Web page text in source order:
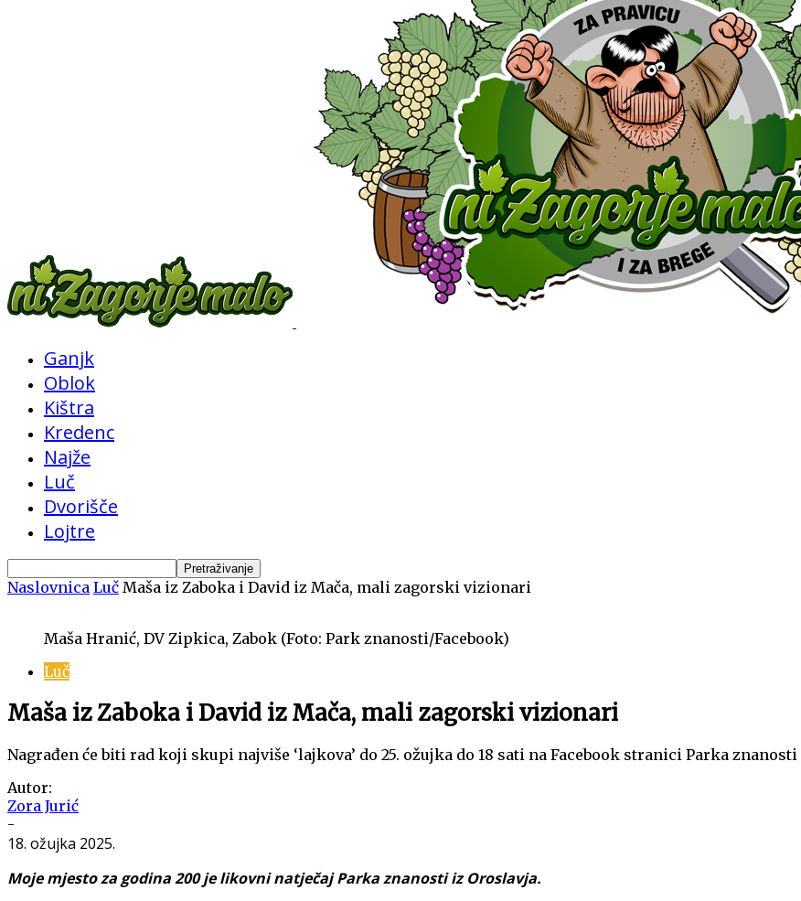
Ganjk
Oblok
Kištra
Kredenc
Najže
Luč
Dvorišče
Lojtre
Naslovnica Luč Maša iz Zaboka i David iz Mača, mali zagorski vizionari
Maša Hranić, DV Zipkica, Zabok (Foto: Park znanosti/Facebook)
Luč
Maša iz Zaboka i David iz Mača, mali zagorski vizionari
Nagrađen će biti rad koji skupi najviše ‘lajkova’ do 25. ožujka do 18 sati na Facebook stranici Parka znanosti
Autor:
Zora Jurić
-
18. ožujka 2025.
Moje mjesto za godina 200 je likovni natječaj Parka znanosti iz Oroslavja.